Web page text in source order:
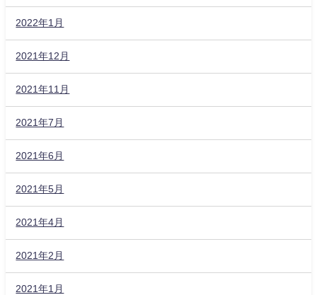
2022年1月
2021年12月
2021年11月
2021年7月
2021年6月
2021年5月
2021年4月
2021年2月
2021年1月